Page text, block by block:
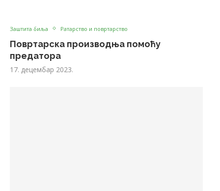
Заштита биља Ратарство и повртарство
Повртарска производња помоћу
предатора
17. децембар 2023.